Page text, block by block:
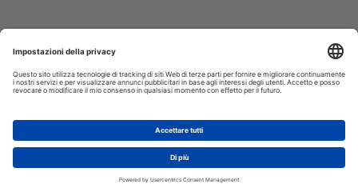
AGGIUNGI AL CARRELLO